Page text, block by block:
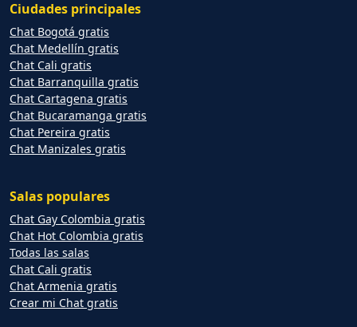
Ciudades principales
Chat Bogotá gratis
Chat Medellín gratis
Chat Cali gratis
Chat Barranquilla gratis
Chat Cartagena gratis
Chat Bucaramanga gratis
Chat Pereira gratis
Chat Manizales gratis
Salas populares
Chat Gay Colombia gratis
Chat Hot Colombia gratis
Todas las salas
Chat Cali gratis
Chat Armenia gratis
Crear mi Chat gratis